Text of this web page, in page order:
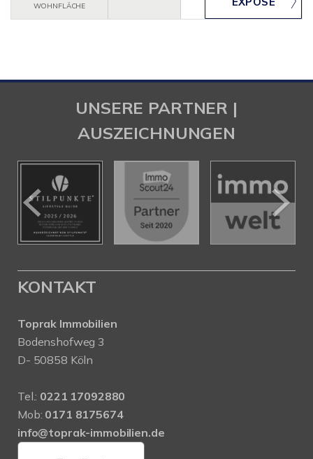
WOHNFLÄCHE
UNSERE PARTNER |
AUSZEICHNUNGEN
KONTAKT
Toprak Immobilien
Bodenshofweg 3
D- 50858 Köln
Tel.: 0221 17092880
Mob: 0171 8175674
info@toprak-immobilien.de